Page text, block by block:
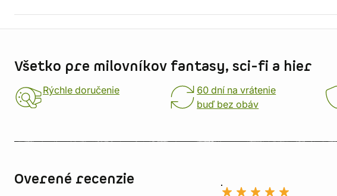
Všetko pre milovníkov fantasy, sci-fi a hier
Rýchle doručenie
60 dní na vrátenie
buď bez obáv
Overené recenzie